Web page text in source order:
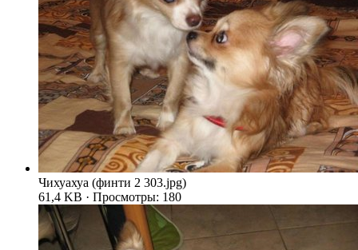
Чихуахуа (финти 2 303.jpg)
61,4 KB · Просмотры: 180